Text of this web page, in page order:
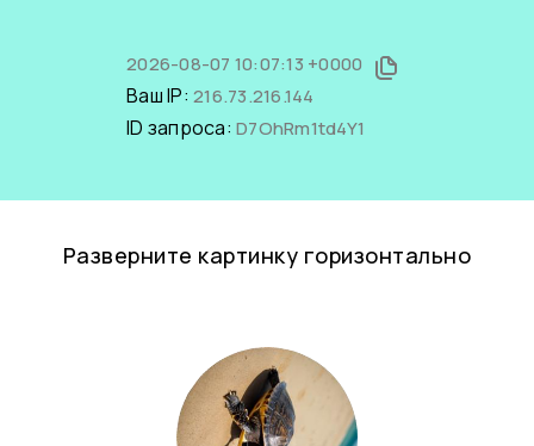
2026-08-07 10:07:13 +0000
Ваш IP: 216.73.216.144
ID запроса: D7OhRm1td4Y1
Разверните картинку горизонтально